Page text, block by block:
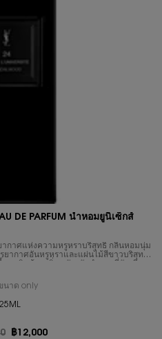
DE PARFUM น้ำหอมยูนิเซ็กส์
งความหรูหราบริสุทธิ์ กลิ่นหอมนุ่ม
ยากาศอันหรูหราและแผ่นไม้สีขาวบริสุทธิ์
ในขณะที่กลิ่นไม้ Cedar ที่
ครงสร้างให้กับกลิ่นหอม
นาด onlyfor 24 RUE DE L' UNIVERSITE
ราคาใหม่
฿12,000